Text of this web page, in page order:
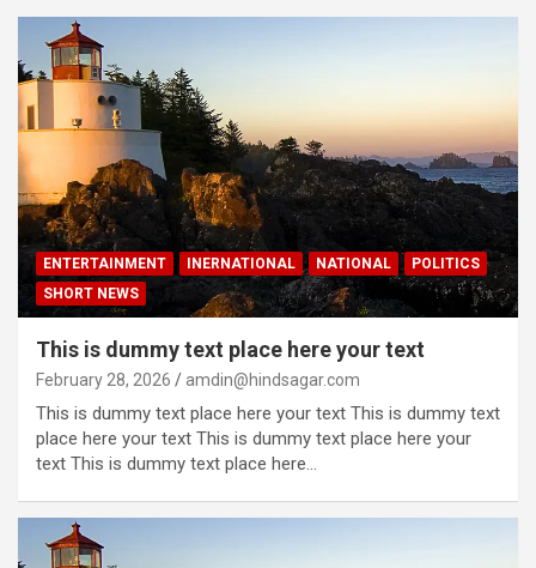
ENTERTAINMENT INERNATIONAL NATIONAL
POLITICS
SHORT NEWS
This is dummy text place here your text
February 28, 2026 amdin@hindsagar.com
This is dummy text place here your text This is dummy text
place here your text This is dummy text place here your
text This is dummy text place here…